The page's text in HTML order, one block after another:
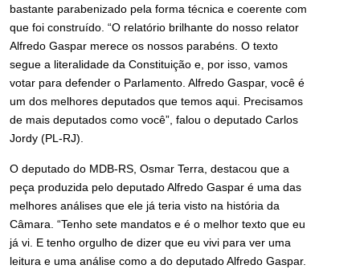
bastante parabenizado pela forma técnica e coerente com
que foi construído. “O relatório brilhante do nosso relator
Alfredo Gaspar merece os nossos parabéns. O texto
segue a literalidade da Constituição e, por isso, vamos
votar para defender o Parlamento. Alfredo Gaspar, você é
um dos melhores deputados que temos aqui. Precisamos
de mais deputados como você”, falou o deputado Carlos
Jordy (PL-RJ).
O deputado do MDB-RS, Osmar Terra, destacou que a
peça produzida pelo deputado Alfredo Gaspar é uma das
melhores análises que ele já teria visto na história da
Câmara. “Tenho sete mandatos e é o melhor texto que eu
já vi. E tenho orgulho de dizer que eu vivi para ver uma
leitura e uma análise como a do deputado Alfredo Gaspar.